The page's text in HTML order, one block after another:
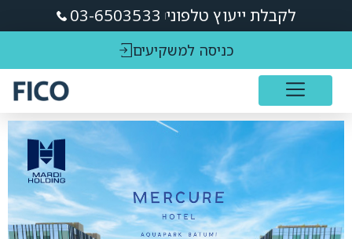
לקבלת ייעוץ טלפוני 03-6503533
כניסה למשקיעים